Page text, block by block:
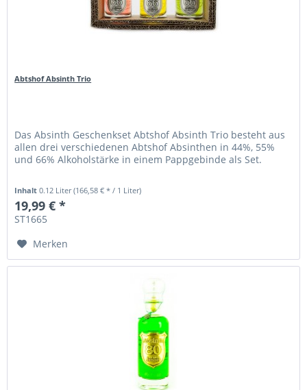
Abtshof Absinth Trio
Das Absinth Geschenkset Abtshof Absinth Trio besteht aus
allen drei verschiedenen Abtshof Absinthen in 44%, 55%
und 66% Alkoholstärke in einem Pappgebinde als Set.
Inhalt0.12 Liter(166,58 € * / 1 Liter)
19,99 € *
ST1665
Merken